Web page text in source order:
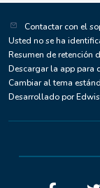
Contactar con el
Usted no se ha
Resumen de retención
Descargar la app para
Cambiar al tema
Desarrollado por